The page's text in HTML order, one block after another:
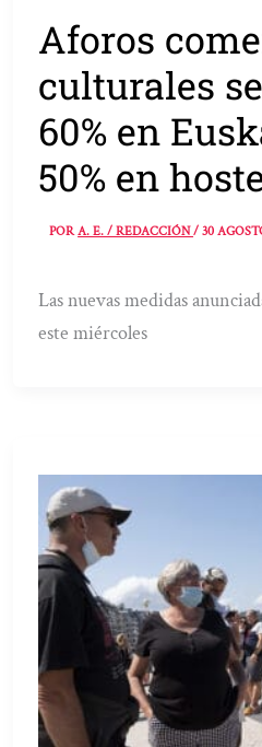
Aforos
culturales
60% en
50% en
PORA. E. / REDACCIÓN/30
Las nuevas medidas
este miércoles